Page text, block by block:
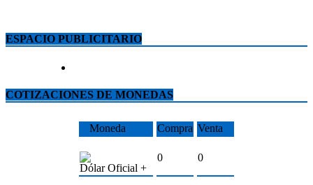
ESPACIO PUBLICITARIO
COTIZACIONES DE MONEDAS
Moneda Compra Venta
Dólar Oficial +
0 0